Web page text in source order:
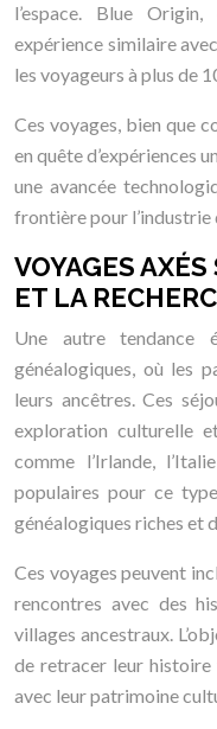
l’espace. Blue
expérience similaire
les voyageurs à plus de
Ces voyages, bien que
en quête d’expériences
une avancée
frontière pour l’industrie
VOYAGES
ET LA
Une autre tendance
généalogiques, où les
leurs ancêtres. Ces
exploration culturelle
comme l’Irlande,
populaires pour ce
généalogiques riches et
Ces voyages peuvent
rencontres avec des
villages ancestraux.
de retracer leur
avec leur patrimoine